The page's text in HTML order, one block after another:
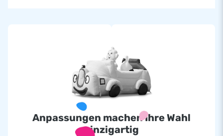
Anpassungen machen Ihre Wahl
einzigartig